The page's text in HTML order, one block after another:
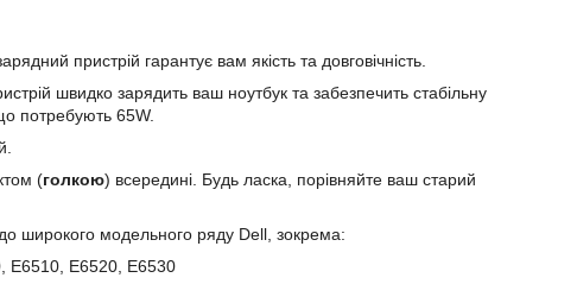
пристрій гарантує вам якість та довговічність.
швидко зарядить ваш ноутбук та забезпечить стабільну
потребують 65W.
(голкою) всередині. Будь ласка, порівняйте ваш старий
широкого модельного ряду Dell, зокрема:
E6510, E6520, E6530